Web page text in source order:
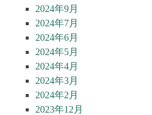
2024年9月
2024年7月
2024年6月
2024年5月
2024年4月
2024年3月
2024年2月
2023年12月